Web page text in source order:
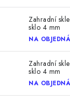
Zahradní
sklo 4 mm
NA
Zahradní
sklo 4 mm
NA